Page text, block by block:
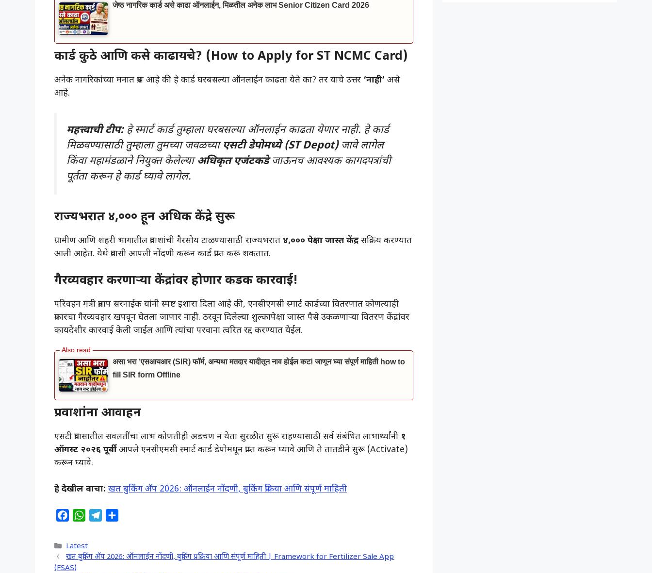
जेष्ठ नागरिक कार्ड असे काढा ऑनलाईन, मिळतील अनेक लाभ Senior Citizen Card 2026
​कार्ड कुठे आणि कसे काढायचे? (How to Apply for ST NCMC Card)
​अनेक नागरिकांच्या मनात प्रश्न आहे की हे कार्ड घरबसल्या ऑनलाईन काढता येते का? तर याचे उत्तर ‘नाही’ असे
आहे.
महत्त्वाची टीप:हे स्मार्ट कार्ड तुम्हाला घरबसल्या ऑनलाईन काढता येणार नाही. हे कार्ड
मिळवण्यासाठी तुम्हाला तुमच्या जवळच्याएसटी डेपोमध्ये (ST Depot)जावे लागेल
किंवा महामंडळाने नियुक्त केलेल्याअधिकृत एजंटकडेजाऊनच आवश्यक कागदपत्रांची
पूर्तता करून हे कार्ड घ्यावे लागेल.
​राज्यभरात ४,००० हून अधिक केंद्रे सुरू
​ग्रामीण आणि शहरी भागातील प्रवाशांची गैरसोय टाळण्यासाठी राज्यभरात ४,००० पेक्षा जास्त केंद्रसक्रिय करण्यात
आली आहेत. येथे प्रवासी आपली नोंदणी करून कार्ड प्राप्त करू शकतात.
​गैरव्यवहार करणाऱ्या केंद्रांवर होणार कडक कारवाई!
​परिवहन मंत्री प्रताप सरनाईक यांनी स्पष्ट इशारा दिला आहे की, एनसीएमसी स्मार्ट कार्डच्या वितरणात कोणत्याही
प्रकारचा गैरव्यवहार खपवून घेतला जाणार नाही. ठरवून दिलेल्या शुल्कापेक्षा जास्त पैसे उकळणाऱ्या वितरण केंद्रांवर
कायदेशीर कारवाई केली जाईल आणि त्यांचा परवाना त्वरित रद्द करण्यात येईल.
असा भरा ‘एसआयआर (SIR) फॉर्म, अन्यथा मतदार यादीतून नाव होईल कट! जाणून घ्या संपूर्ण माहिती how to
fill SIR form Offline
​प्रवाशांना आवाहन
​एसटी प्रवासातील सवलतींचा लाभ कोणतीही अडचण न येता सुरळीत सुरू राहण्यासाठी सर्व संबंधित लाभार्थ्यांनी १
ऑगस्ट २०२६ पूर्वीआपले एनसीएमसी स्मार्ट कार्ड डेपोमधून प्राप्त करून घ्यावे आणि ते तातडीने सुरू (Activate)
करून घ्यावे.
हे देखील वाचा: खत बुकिंग अ‍ॅप 2026: ऑनलाईन नोंदणी, बुकिंग प्रक्रिया आणि संपूर्ण माहिती
e
b
W
t
e
r
Categories
Latest
खत बुकिंग अ‍ॅप 2026: ऑनलाईन नोंदणी, बुकिंग प्रक्रिया आणि संपूर्ण माहिती | Framework for Fertilizer Sale App
(FSAS)